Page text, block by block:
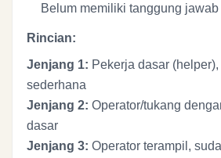
Belum memiliki tanggung jawab
Rincian:
Jenjang 1: Pekerja dasar
sederhana
Jenjang 2: Operator/tukang
dasar
Jenjang 3: Operator terampil,